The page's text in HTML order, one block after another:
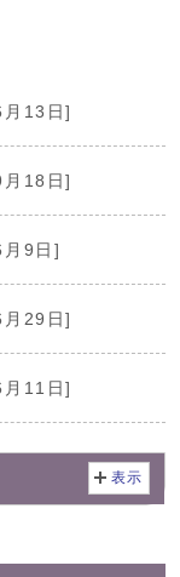
13日]
18日]
9日]
29日]
11日]
表示